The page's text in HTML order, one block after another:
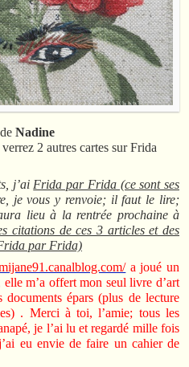
Nadine
verrez 2 autres cartes sur Frida
j’ai Frida par Frida (ce sont ses
je vous y renvoie; il faut le lire;
lieu à la rentrée prochaine à
citations de ces 3 articles et des
par Frida)
a joué un
m’a offert mon seul livre d’art
épars (plus de lecture
. Merci à toi, l’amie; tous les
je l’ai lu et regardé mille fois
eu envie de faire un cahier de